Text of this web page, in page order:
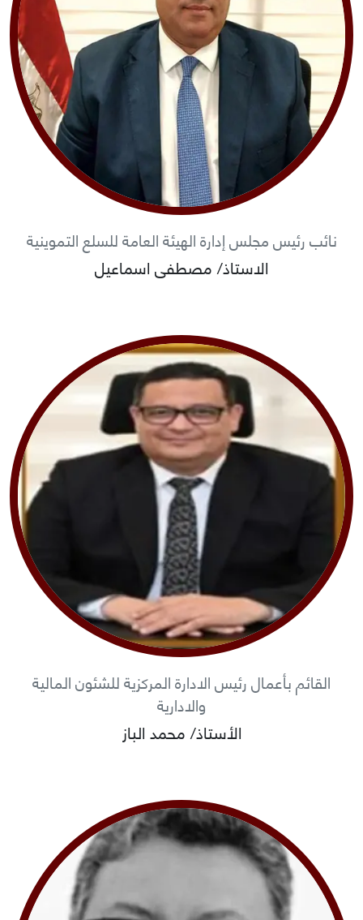
نائب رئيس مجلس إدارة الهيئة العامة للسلع التموينية
الاستاذ/ مصطفى اسماعيل
القائم بأعمال رئيس الادارة المركزية للشئون المالية
والادارية
الأستاذ/ محمد الباز